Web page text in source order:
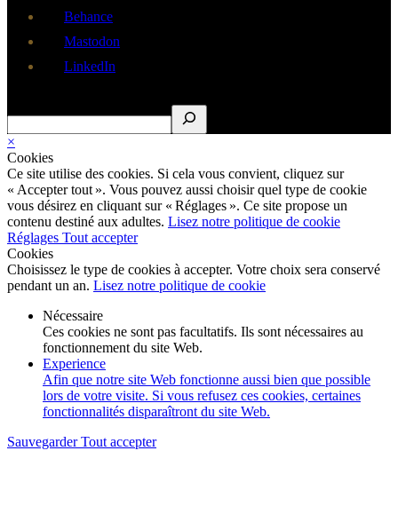
Behance
Mastodon
LinkedIn
×
Cookies
Ce site utilise des cookies. Si cela vous convient, cliquez sur
« Accepter tout ». Vous pouvez aussi choisir quel type de cookie
vous désirez en cliquant sur « Réglages ». Ce site propose un
contenu destiné aux adultes. Lisez notre politique de cookie
Réglages Tout accepter
Cookies
Choisissez le type de cookies à accepter. Votre choix sera conservé
pendant un an. Lisez notre politique de cookie
Nécessaire
Ces cookies ne sont pas facultatifs. Ils sont nécessaires au
fonctionnement du site Web.
Experience
Afin que notre site Web fonctionne aussi bien que possible
lors de votre visite. Si vous refusez ces cookies, certaines
fonctionnalités disparaîtront du site Web.
SauvegarderTout accepter